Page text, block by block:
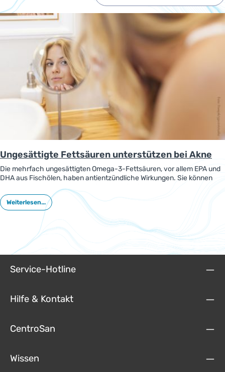
Ungesättigte Fettsäuren unterstützen bei Akne
Die mehrfach ungesättigten Omega-3-Fettsäuren, vor allem EPA und
DHA aus Fischölen, haben antientzündliche Wirkungen. Sie können
auch zum Schutz vor Akne beitragen, wie eine neue Studie zeigt.
Weiterlesen...
Service-Hotline
Hilfe & Kontakt
CentroSan
Wissen